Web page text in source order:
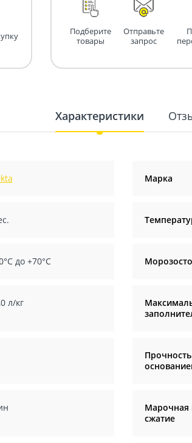
Подберите
товары
Отправьте
запрос
Характеристики
Марка
до +70°С
л/кг
Марочная
сжатие